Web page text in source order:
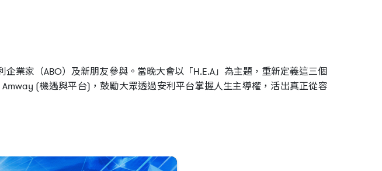
業家（ABO）及新朋友參與。當晚大會以「H.E.A」為主題，重新定義這三個
(機遇與平台)，鼓勵大眾透過安利平台掌握人生主導權，活出真正從容